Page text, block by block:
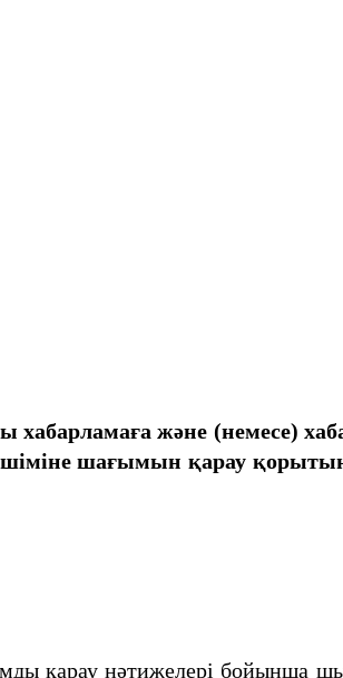
хабарламаға және (немесе)
шағымын қарау
қарау нәтижелері бойынша